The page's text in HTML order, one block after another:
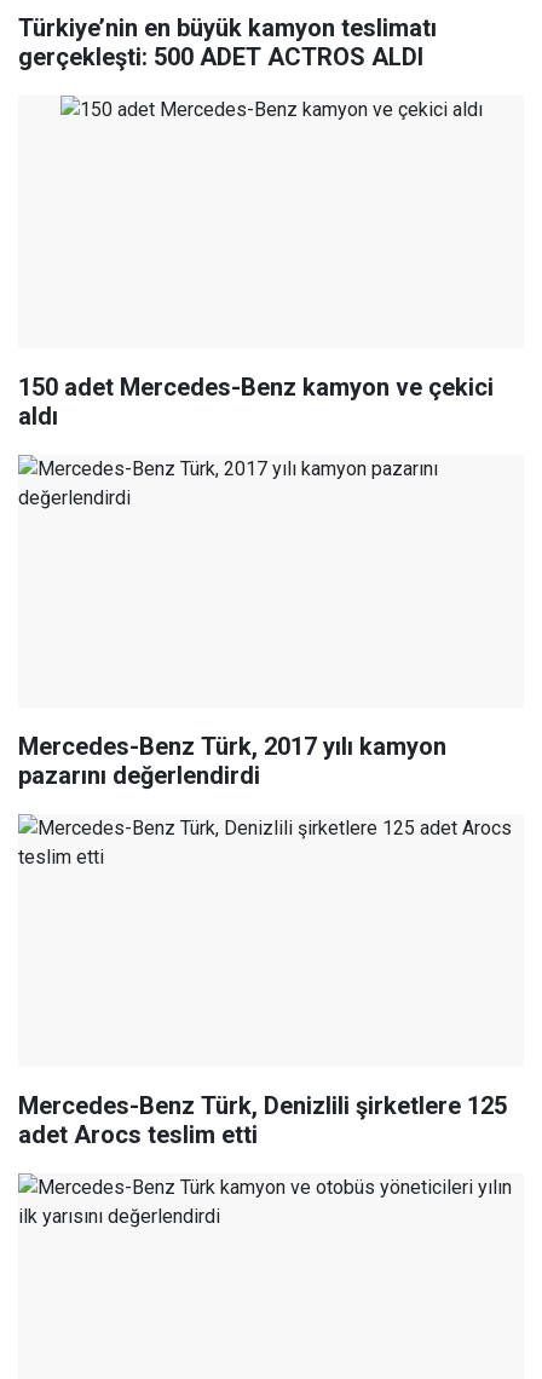
Türkiye’nin en büyük kamyon teslimatı
gerçekleşti: 500 ADET ACTROS ALDI
150 adet Mercedes-Benz kamyon ve çekici
aldı
Mercedes-Benz Türk, 2017 yılı kamyon
pazarını değerlendirdi
Mercedes-Benz Türk, Denizlili şirketlere 125
adet Arocs teslim etti